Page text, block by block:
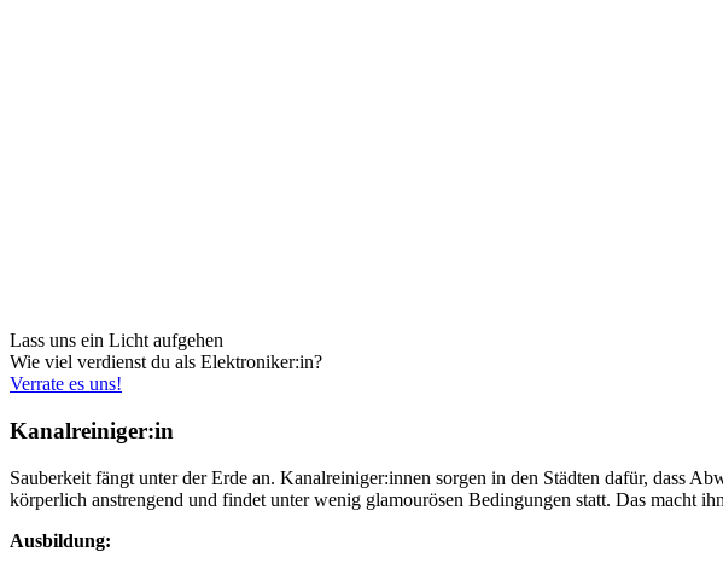
Lass uns ein Licht aufgehen
Wie viel verdienst du als Elektroniker:in?
Verrate es uns!
Kanalreiniger:in
Sauberkeit fängt unter der Erde an. Kanalreiniger:innen sorgen in den Städten dafür, dass
körperlich anstrengend und findet unter wenig glamourösen Bedingungen statt. Das macht
Ausbildung: